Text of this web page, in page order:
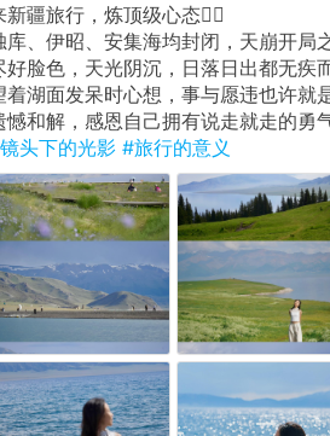
新疆旅行，炼顶级心态💆‍♀️
库、伊昭、安集海均封闭，天崩开局
好脸色，天光阴沉，日落日出都无疾而
着湖面发呆时心想，事与愿违也许就
憾和解，感恩自己拥有说走就走的勇
头下的光影 #旅行的意义